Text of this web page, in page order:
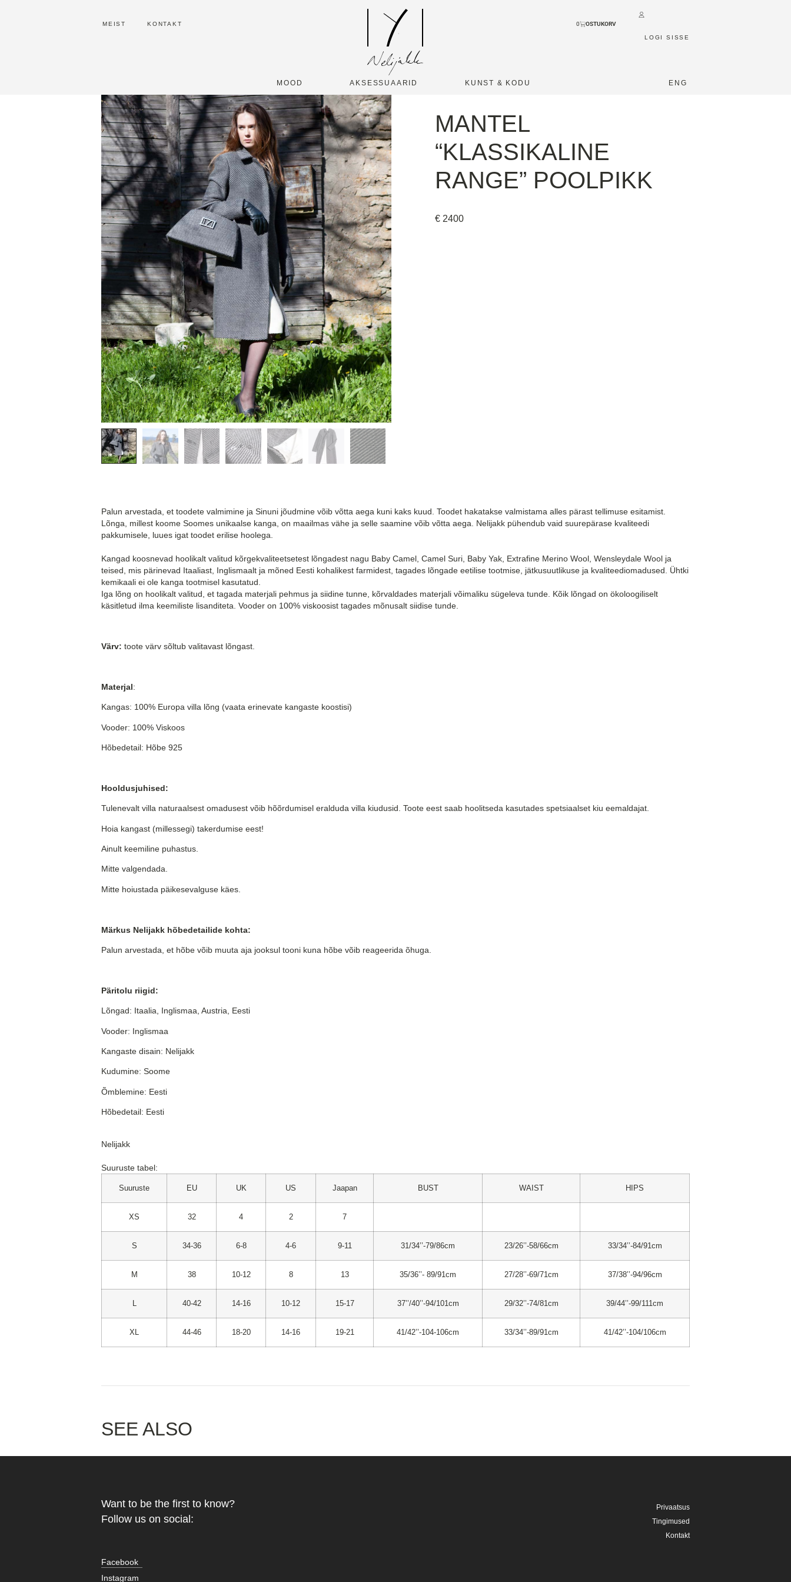
MEIST KONTAKT 0
LOGI SISSE
MOOD AKSESSUAARID KUNST & KODU ENG
MANTEL
“KLASSIKALINE
RANGE” POOLPIKK
€ 2400
Palun arvestada, et toodete valmimine ja Sinuni jõudmine võib võtta aega kuni kaks kuud. Toodet hakatakse valmistama alles pärast tellimuse esitamist.
Lõnga, millest koome Soomes unikaalse kanga, on maailmas vähe ja selle saamine võib võtta aega. Nelijakk pühendub vaid suurepärase kvaliteedi
pakkumisele, luues igat toodet erilise hoolega.
Kangad koosnevad hoolikalt valitud kõrgekvaliteetsetest lõngadest nagu Baby Camel, Camel Suri, Baby Yak, Extrafine Merino Wool, Wensleydale Wool ja
teised, mis pärinevad Itaaliast, Inglismaalt ja mõned Eesti kohalikest farmidest, tagades lõngade eetilise tootmise, jätkusuutlikuse ja kvaliteediomadused. Ühtki
kemikaali ei ole kanga tootmisel kasutatud.
Iga lõng on hoolikalt valitud, et tagada materjali pehmus ja siidine tunne, kõrvaldades materjali võimaliku sügeleva tunde. Kõik lõngad on ökoloogiliselt
käsitletud ilma keemiliste lisanditeta. Vooder on 100% viskoosist tagades mõnusalt siidise tunde.
Värv: toote värv sõltub valitavast lõngast.
Materjal:
Kangas: 100% Europa villa lõng (vaata erinevate kangaste koostisi)
Vooder: 100% Viskoos
Hõbedetail: Hõbe 925
Hooldusjuhised:
Tulenevalt villa naturaalsest omadusest võib hõõrdumisel eralduda villa kiudusid. Toote eest saab hoolitseda kasutades spetsiaalset kiu eemaldajat.
Hoia kangast (millessegi) takerdumise eest!
Ainult keemiline puhastus.
Mitte valgendada.
Mitte hoiustada päikesevalguse käes.
Märkus Nelijakk hõbedetailide kohta:
Palun arvestada, et hõbe võib muuta aja jooksul tooni kuna hõbe võib reageerida õhuga.
Päritolu riigid:
Lõngad: Itaalia, Inglismaa, Austria, Eesti
Vooder: Inglismaa
Kangaste disain: Nelijakk
Kudumine: Soome
Õmblemine: Eesti
Hõbedetail: Eesti
Nelijakk
Suuruste tabel:
Suuruste EU UK US Jaapan BUST WAIST HIPS
XS 32 4 2 7
S 34-36 6-8 4-6 9-11 31/34’’-79/86cm 23/26’’-58/66cm 33/34’’-84/91cm
M 38 10-12 8 13 35/36’’- 89/91cm 27/28’’-69/71cm 37/38’’-94/96cm
40-42 14-16 10-12 15-17 37’’/40’’-94/101cm 29/32’’-74/81cm 39/44’’-99/111cm
XL 44-46 18-20 14-16 19-21 41/42’’-104-106cm 33/34’’-89/91cm 41/42’’-104/106cm
SEE ALSO
Want to be the first to know?
Follow us on social:
Facebook
Instagram
Privaatsus
Tingimused
Kontakt